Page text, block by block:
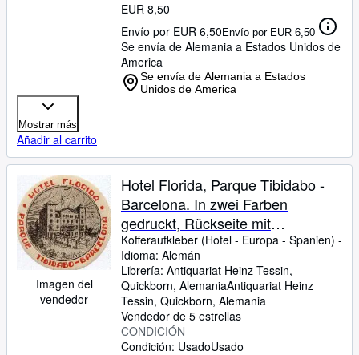
EUR 8,50
Envío por EUR 6,50Envío por EUR 6,50
Se envía de Alemania a Estados Unidos de
America
Se envía de Alemania a Estados
Unidos de America
Mostrar más
Añadir al carrito
Imagen del
vendedor
Hotel Florida, Parque Tibidabo -
Barcelona. In zwei Farben
gedruckt, Rückseite mit
Gummierung. Unbenutzt.
Kofferaufkleber (Hotel - Europa - Spanien) -
Idioma: Alemán
Librería: Antiquariat Heinz Tessin,
Quickborn, AlemaniaAntiquariat Heinz
Tessin, Quickborn, Alemania
Vendedor de 5 estrellas
CONDICIÓN
Condición: UsadoUsado